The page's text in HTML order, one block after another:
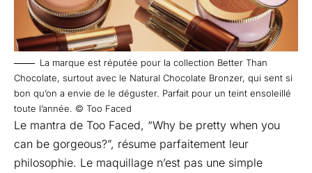
La marque est réputée pour la collection Better Than
Chocolate, surtout avec le Natural Chocolate Bronzer, qui sent si
bon qu’on a envie de le déguster. Parfait pour un teint ensoleillé
toute l’année. © Too Faced
Le mantra de Too Faced, “Why be pretty when you
can be gorgeous?”, résume parfaitement leur
philosophie. Le maquillage n’est pas une simple